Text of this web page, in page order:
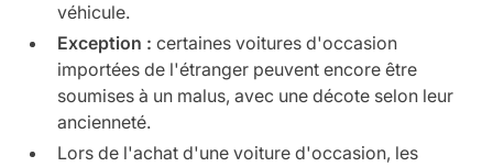
véhicule.
Exception : certaines voitures d'occasion
importées de l'étranger peuvent encore être
soumises à un malus, avec une décote selon leur
ancienneté.
Lors de l'achat d'une voiture d'occasion, les